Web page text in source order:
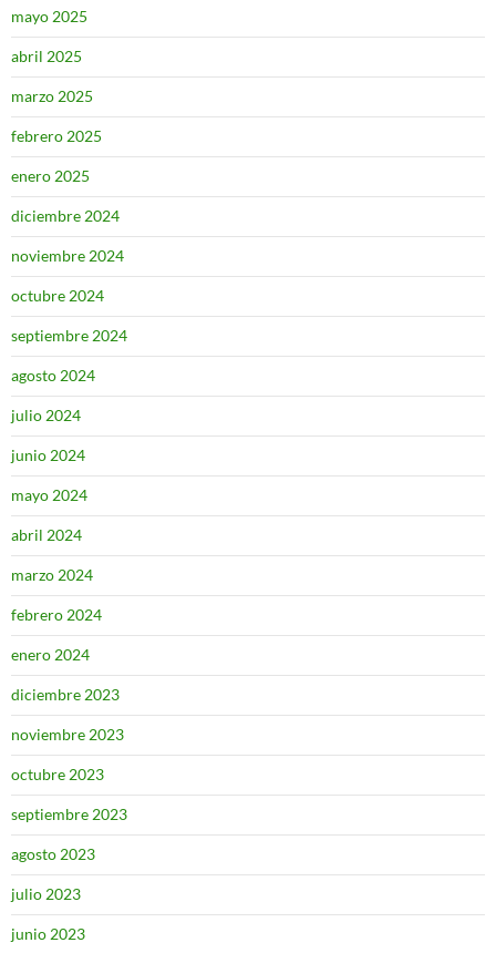
mayo 2025
abril 2025
marzo 2025
febrero 2025
enero 2025
diciembre 2024
noviembre 2024
octubre 2024
septiembre 2024
agosto 2024
julio 2024
junio 2024
mayo 2024
abril 2024
marzo 2024
febrero 2024
enero 2024
diciembre 2023
noviembre 2023
octubre 2023
septiembre 2023
agosto 2023
julio 2023
junio 2023